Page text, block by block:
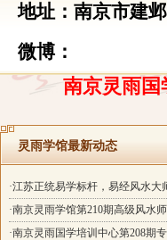
地址：南京市建
微博：
南京灵雨国
灵雨学馆最新动态
·江苏正统易学标杆，易经风水大
·南京灵雨学馆第210期高级风水
·南京灵雨国学培训中心第208期